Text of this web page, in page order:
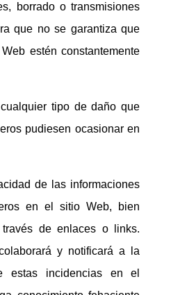
borrado o transmisiones
que no se garantiza que
estén constantemente
tipo de daño que
pudiesen ocasionar en
de las informaciones
en el sitio Web, bien
de enlaces o links.
y notificará a la
estas incidencias en el